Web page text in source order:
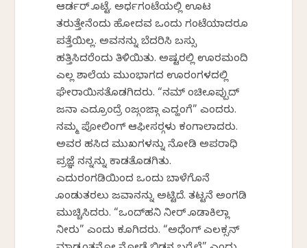
ಆರ್ಡರ್ ಕೊಟ್ಟೆ. ಅರ್ಧಗಂಟೆಯಲ್ಲಿ ಊಟ
ತರುತ್ತೇನೆಂದು ಹೋದವ ಒಂದು ಗಂಟೆಯಾದರೂ
ಪತ್ತೆಯಿಲ್ಲ. ಅವನನ್ನು ಬೆದರಿಸಿ ಬಸ್ಸು
ಹತ್ತಿಸಿದರೆಂದು ತಿಳಿಯಿತು. ಅಷ್ಟರಲ್ಲಿ ಊರಮಂದಿ
ಎಲ್ಲ ಶಾಲೆಯ ಮುಂಭಾಗದ ಊರಂಗಳದಲ್ಲಿ
ಘೇರಾಯಿಸತೊಡಗಿದರು. “ನಮ್ ಕೆಂಚೀಕೊಪ್ಪುದ್
ಜನಾ ಎದ್ರೂಂದ್ರೆ ಕೆಂಜ್ಗಕೆಂಜ್ಗಾ ಎದ್ಹಂಗೆ” ಎಂದರು.
ನಮ್ಮ ಪೋಲಿಂಗ್ ಆಫೀಸರ್‍ಗಳು ಕಂಗಾಲಾದರು.
ಅವರ ಹಸಿದ ಮುಖಗಳನ್ನು ನೋಡಿ ಅಪರಾಧಿ
ಪ್ರಜ್ಞೆ ನನ್ನನ್ನು ಕಾಡತೊಡಗಿತು.
ಎದುರಂಗಡಿಯಿಂದ ಒಂದು ಬಾಳೆಗೊನೆ
ಕೊಂಡುತರಲು ಜವಾನನ್ನು ಅಟ್ಟಿದೆ. ತಟ್ಟನೆ ಅಂಗಡಿ
ಮುಚ್ಚಿಸಿದರು. “ಒಂದ್‌ಹನಿ ನೀರ್ ಕೊಡಾಕಿಲ್ಲಾ
ನೀರು” ಎಂದು ಕೂಗಿದರು. “ಅಧೆಂಗ್ ಎಲಕ್ಸನ್